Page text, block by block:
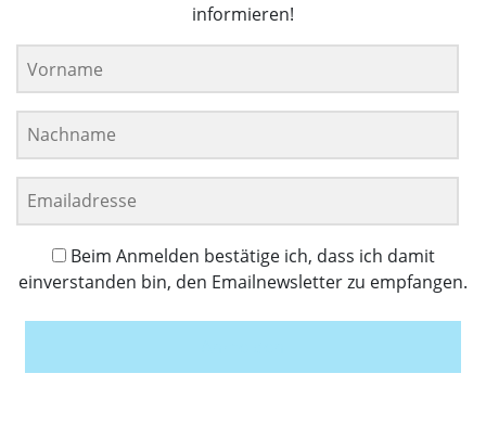
informieren!
Beim Anmelden bestätige ich, dass ich damit
einverstanden bin, den Emailnewsletter zu empfangen.